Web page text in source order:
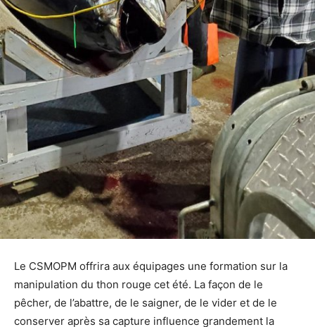
Le CSMOPM offrira aux équipages une formation sur la
manipulation du thon rouge cet été. La façon de le
pêcher, de l’abattre, de le saigner, de le vider et de le
conserver après sa capture influence grandement la